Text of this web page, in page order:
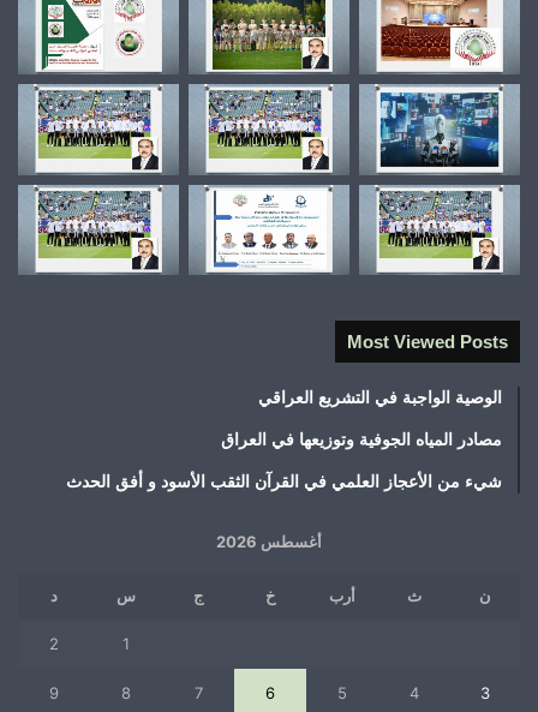
Most Viewed Posts
الوصية الواجبة في التشريع العراقي
مصادر المياه الجوفية وتوزيعها في العراق
شيء من الأعجاز العلمي في القرآن الثقب الأسود و أفق الحدث
أغسطس 2026
ن ث أرب خ ج س د
1
2
3
4
5
6
7
8
9